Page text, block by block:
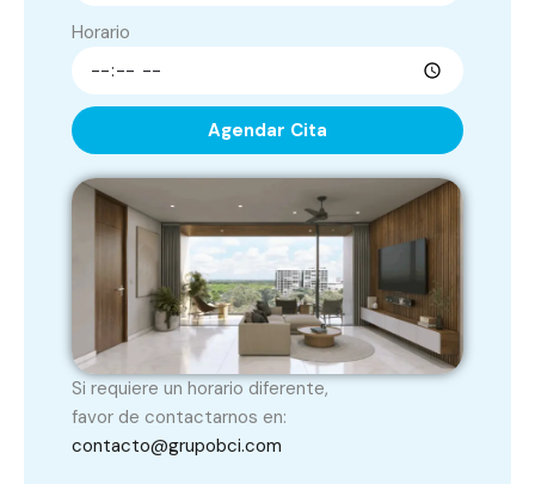
Horario
Agendar Cita
Si requiere un horario diferente,
favor de contactarnos en:
contacto@grupobci.com